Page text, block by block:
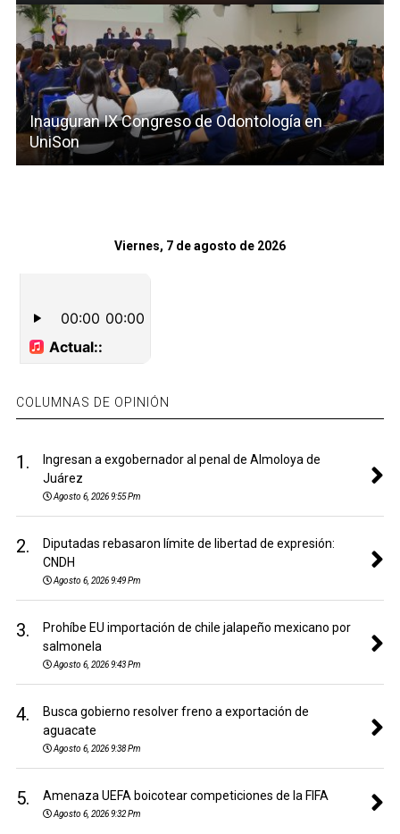
Inauguran IX Congreso de Odontología en
UniSon
Viernes, 7 de agosto de 2026
COLUMNAS DE OPINIÓN
1.
Ingresan a exgobernador al penal de Almoloya de
Juárez
Agosto 6, 2026 9:55 Pm
2.
Diputadas rebasaron límite de libertad de expresión:
CNDH
Agosto 6, 2026 9:49 Pm
3.
Prohíbe EU importación de chile jalapeño mexicano por
salmonela
Agosto 6, 2026 9:43 Pm
4.
Busca gobierno resolver freno a exportación de
aguacate
Agosto 6, 2026 9:38 Pm
5. Amenaza UEFA boicotear competiciones de la FIFA
Agosto 6, 2026 9:32 Pm